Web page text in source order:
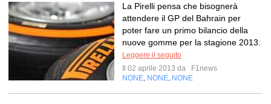
La Pirelli pensa che bisognerà
attendere il GP del Bahrain per
poter fare un primo bilancio della
nuove gomme per la stagione 2013.
Leggere il seguito
Il 02 aprile 2013 da
F1news
NONE NONE NONE